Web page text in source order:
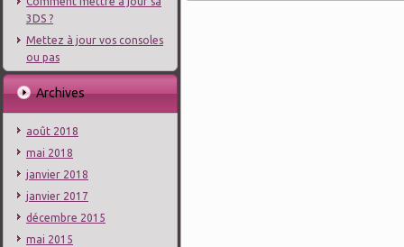
3DS ?
Mettez à jour vos consoles
ou pas
Archives
août 2018
mai 2018
janvier 2018
janvier 2017
décembre 2015
mai 2015